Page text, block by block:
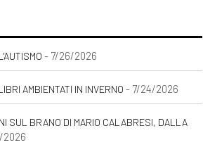
di Nicole
69
semplice, di
- 7/26/2026
AMBIENTATI IN INVERNO - 7/24/2026
SUL BRANO DI MARIO CALABRESI, DALLA